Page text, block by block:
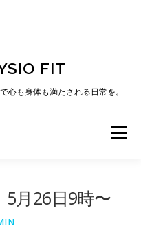
FIT
心も身体も満たされる日常を。
メニュー
26日9時〜